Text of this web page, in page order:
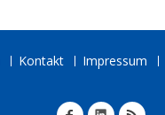
Kontakt Impressum